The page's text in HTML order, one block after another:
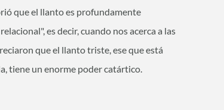
que el llanto es profundamente
es decir, cuando nos acerca a las
que el llanto triste, ese que está
tiene un enorme poder catártico.